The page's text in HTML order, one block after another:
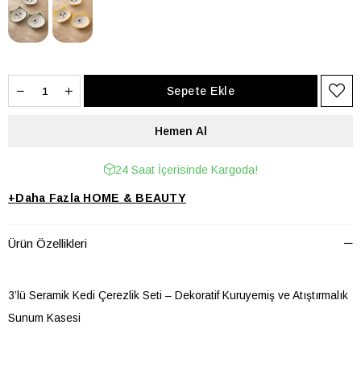
24 Saat İçerisinde Kargoda!
+Daha Fazla HOME & BEAUTY
Ürün Özellikleri
3’lü Seramik Kedi Çerezlik Seti – Dekoratif Kuruyemiş ve Atıştırmalık
Sunum Kasesi